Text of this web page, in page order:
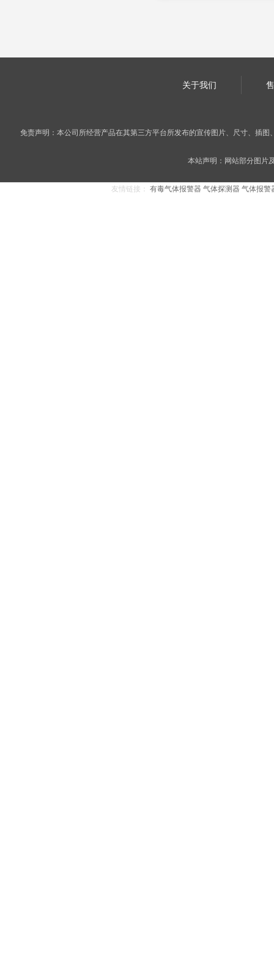
关于我们
免责声明：本公司所经营产品在其第三方平台所发布的宣传图片、尺寸、插
本站声明：网站部分图片
友情链接： 有毒气体报警器 气体探测器 气体报警